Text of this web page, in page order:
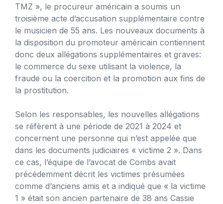
TMZ », le procureur américain a soumis un
troisième acte d’accusation supplémentaire contre
le musicien de 55 ans. Les nouveaux documents à
la disposition du promoteur américain contiennent
donc deux allégations supplémentaires et graves:
le commerce du sexe utilisant la violence, la
fraude ou la coercition et la promotion aux fins de
la prostitution.
Selon les responsables, les nouvelles allégations
se réfèrent à une période de 2021 à 2024 et
concernent une personne qui n’est appelée que
dans les documents judiciaires « victime 2 ». Dans
ce cas, l’équipe de l’avocat de Combs avait
précédemment décrit les victimes présumées
comme d’anciens amis et a indiqué que « la victime
1 » était son ancien partenaire de 38 ans Cassie